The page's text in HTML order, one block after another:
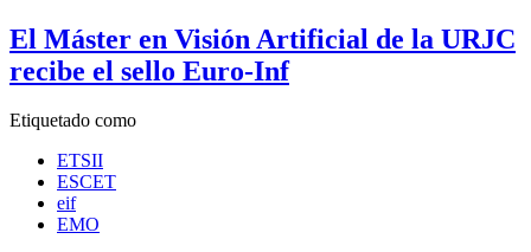
El Máster en Visión Artificial de la URJC
recibe el sello Euro-Inf
Etiquetado como
ETSII
ESCET
eif
EMO